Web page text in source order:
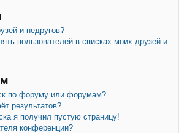
и недругов?
пользователей в списках моих друзей и
по форуму или форумам?
результатов?
я получил пустую страницу!
конференции?